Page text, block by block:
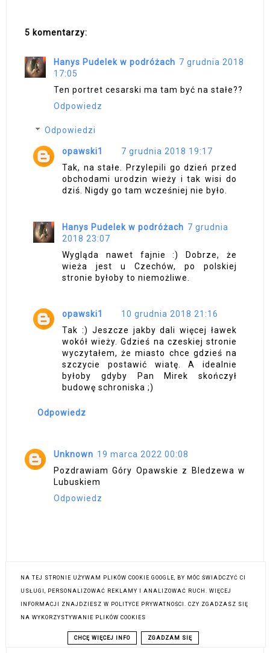
5 komentarzy:
Hanys Pudelek w podróżach 7 grudnia 2018
17:05
Ten portret cesarski ma tam być na stałe??
Odpowiedz
Odpowiedzi
opawski1
7 grudnia 2018 19:17
Tak, na stałe. Przylepili go dzień przed
obchodami urodzin wieży i tak wisi do
dziś. Nigdy go tam wcześniej nie było.
Hanys Pudelek w podróżach 7 grudnia
2018 23:07
Wygląda nawet fajnie :) Dobrze, że
wieża jest u Czechów, po polskiej
stronie byłoby to niemożliwe.
opawski1
10 grudnia 2018 21:16
Tak :) Jeszcze jakby dali więcej ławek
wokół wieży. Gdzieś na czeskiej stronie
wyczytałem, że miasto chce gdzieś na
szczycie postawić wiatę. A idealnie
byłoby gdyby Pan Mirek skończył
budowę schroniska ;)
Odpowiedz
Unknown 19 marca 2022 00:08
Pozdrawiam Góry Opawskie z Bledzewa w
Lubuskiem
Odpowiedz
NA TEJ STRONIE UŻYWAM PLIKÓW COOKIE GOOGLE, BY MÓC ŚWIADCZYĆ CI
USŁUGI, PERSONALIZOWAĆ REKLAMY I ANALIZOWAĆ RUCH. WIĘCEJ
INFORMACJI ZNAJDZIESZ W POLITYCE PRYWATNOŚCI. CZY ZGADZASZ SIĘ
NA WYKORZYSTYWANIE PLIKÓW COOKIES
CHCĘ WIĘCEJ INFO ZGADZAM SIĘ